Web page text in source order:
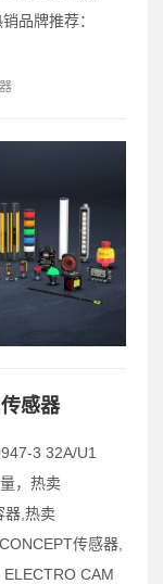
品牌推荐：
感器
3 32A/U1
，热卖
器,热卖
传感器,
CAM